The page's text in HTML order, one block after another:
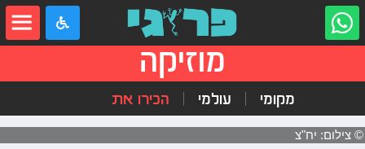
מוזיקה
מקומי עולמי הכירו את
© צילום: יח"צ